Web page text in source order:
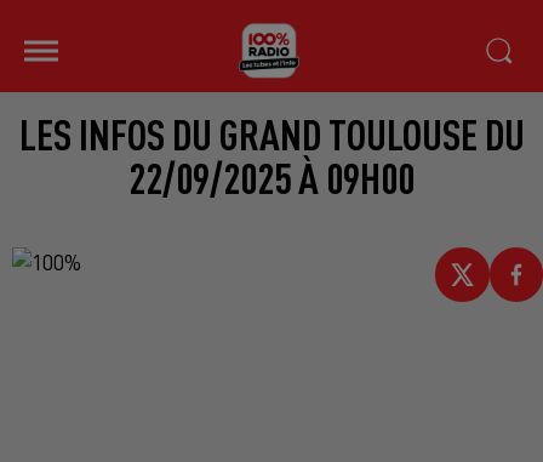
LES INFOS DU GRAND TOULOUSE DU
22/09/2025 À 09H00